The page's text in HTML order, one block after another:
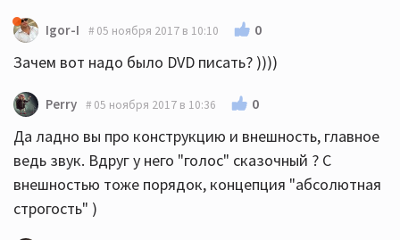
Igor-I 05 ноября 2017 в 10:10 0
Зачем вот надо было DVD писать? ))))
Perry 05 ноября 2017 в 10:36 0
Да ладно вы про конструкцию и внешность, главное
ведь звук. Вдруг у него "голос" сказочный ? С
внешностью тоже порядок, концепция "абсолютная
строгость" )